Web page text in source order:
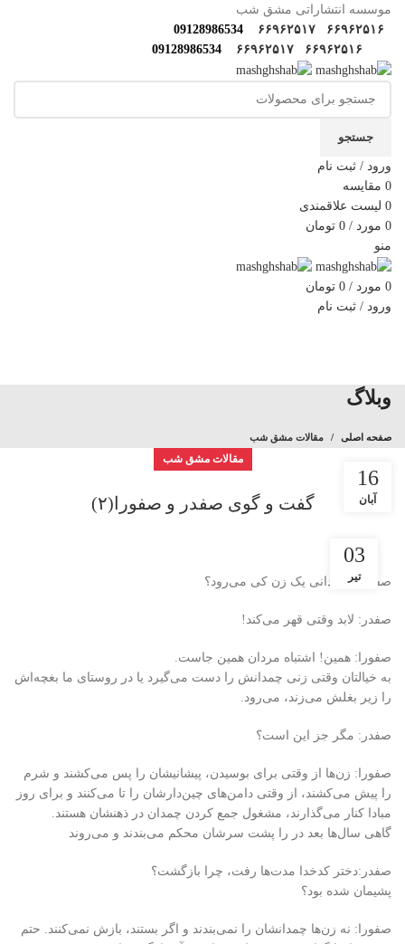
موسسه انتشاراتی مشق شب
۶۶۹۶۲۵۱۶
۶۶۹۶۲۵۱۷
09128986534
۶۶۹۶۲۵۱۶
۶۶۹۶۲۵۱۷ 09128986534
جستجو
ورود / ثبت نام
0 مقایسه
0 لیست علاقمندی
0 مورد /
0 تومان
منو
0 مورد /
0 تومان
ورود / ثبت نام
وبلاگ
صفحه اصلی مقالات مشق شب
مقالات مشق شب
گفت و گوی صفدر و صفورا(۲)
03
تیر
صفورا: می‌دانی یک زن کی می‌رود؟
صفدر: لابد وقتی قهر می‌کند!
صفورا: همین! اشتباه مردان همین جاست.
به خیالتان وقتی زنی چمدانش را دست می‌گیرد یا در روستای ما بغچه‌اش
را زیر بغلش می‌زند، می‌رود.
صفدر: مگر جز این است؟
صفورا: زن‌ها از وقتی برای بوسیدن، پیشانیشان را پس می‌کشند و شرم
را پیش می‌کشند، از وقتی دامن‌های چین‌دارشان را تا می‌کنند و برای روز
مبادا کنار می‌گذارند، مشغول جمع کردن چمدان در ذهنشان هستند.
گاهی سال‌ها بعد در را پشت سرشان محکم می‌بندند و می‌روند
صفدر:دختر کدخدا مدت‌ها رفت، چرا بازگشت؟
پشیمان شده بود؟
صفورا: نه زن‌ها چمدانشان را نمی‌بندند و اگر بستند، بازش نمی‌کنند. حتم
16
آبان